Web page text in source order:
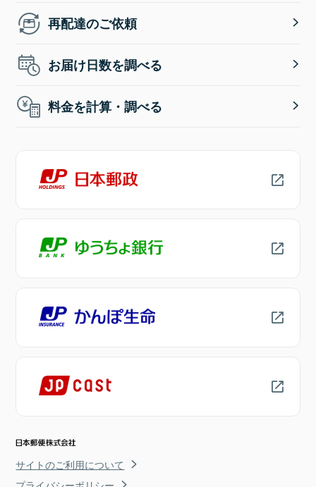
再配達のご依頼
お届け日数を調べる
料金を計算・調べる
サイトのご利用について